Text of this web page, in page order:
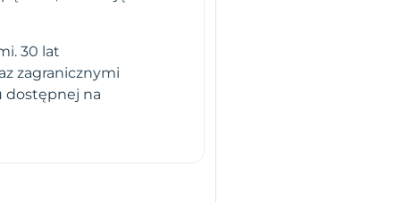
30 lat
zagranicznymi
dostępnej na